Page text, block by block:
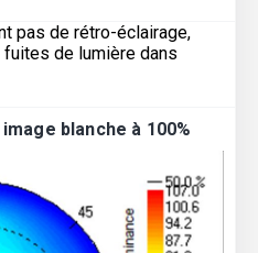
pas de rétro-éclairage,
fuites de lumière dans
blanche à 100%